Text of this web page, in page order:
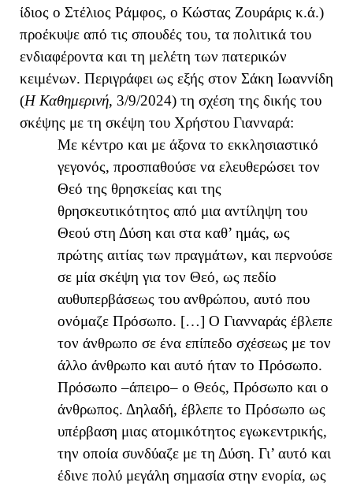
ίδιος ο Στέλιος Ράμφος, ο Κώστας Ζουράρις κ.ά.)
προέκυψε από τις σπουδές του, τα πολιτικά του
ενδιαφέροντα και τη μελέτη των πατερικών
κειμένων. Περιγράφει ως εξής στον Σάκη Ιωαννίδη
(Η Καθημερινή, 3/9/2024) τη σχέση της δικής του
σκέψης με τη σκέψη του Χρήστου Γιανναρά:
Με κέντρο και με άξονα το εκκλησιαστικό
γεγονός, προσπαθούσε να ελευθερώσει τον
Θεό της θρησκείας και της
θρησκευτικότητος από μια αντίληψη του
Θεού στη Δύση και στα καθ’ ημάς, ως
πρώτης αιτίας των πραγμάτων, και περνούσε
σε μία σκέψη για τον Θεό, ως πεδίο
αυθυπερβάσεως του ανθρώπου, αυτό που
ονόμαζε Πρόσωπο. […] Ο Γιανναράς έβλεπε
τον άνθρωπο σε ένα επίπεδο σχέσεως με τον
άλλο άνθρωπο και αυτό ήταν το Πρόσωπο.
Πρόσωπο –άπειρο– ο Θεός, Πρόσωπο και ο
άνθρωπος. Δηλαδή, έβλεπε το Πρόσωπο ως
υπέρβαση μιας ατομικότητος εγωκεντρικής,
την οποία συνδύαζε με τη Δύση. Γι’ αυτό και
έδινε πολύ μεγάλη σημασία στην ενορία, ως